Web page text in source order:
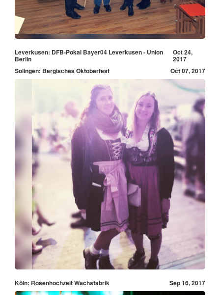
Leverkusen: DFB-Pokal Bayer04 Leverkusen - Union
Berlin
Oct 24,
2017
Solingen: Bergisches Oktoberfest
Oct 07, 2017
Köln: Rosenhochzeit Wachsfabrik Sep 16, 2017